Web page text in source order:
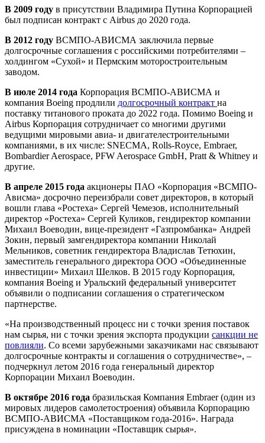
В 2009 году в присутствии Владимира Путина Корпорацией
был подписан контракт с Airbus до 2020 года.
В 2012 году ВСМПО-АВИСМА заключила первые
долгосрочные соглашения с российскими потребителями –
холдингом «Сухой» и Пермским моторостроительным
заводом.
В июле 2014 года Корпорация ВСМПО-АВИСМА и
компания Boeing продлили долгосрочный контракт на
поставку титанового проката до 2022 года. Помимо Boeing и
Airbus Корпорация сотрудничает со многими другими
ведущими мировыми авиа- и двигателестроительными
компаниями, в их числе: SNECMA, Rolls-Royce, Embraer,
Bombardier Aerospace, PFW Aerospace GmbH, Pratt & Whitney и
другие.
В апреле 2015 года акционеры ПАО «Корпорация «ВСМПО-
Ависма» досрочно переизбрали совет директоров, в который
вошли глава «Ростеха» Сергей Чемезов, исполнительный
директор «Ростеха» Сергей Куликов, гендиректор компании
Михаил Воеводин, вице-президент «Газпромбанка» Андрей
Зокин, первый замгендиректора компании Николай
Мельников, советник гендиректора Владислав Тетюхин,
заместитель генерального директора ООО «Объединенные
инвестиции» Михаил Шелков. В 2015 году Корпорация,
компания Boeing и Уральский федеральный университет
объявили о подписании соглашения о стратегическом
партнерстве.
«На производственный процесс ни с точки зрения поставок
нам сырья, ни с точки зрения экспорта продукции санкции не
повлияли. Со всеми зарубежными заказчиками нас связывают
долгосрочные контракты и соглашения о сотрудничестве», –
подчеркнул летом 2016 года генеральный директор
Корпорации Михаил Воеводин.
В октябре 2016 года бразильская Компания Embraer (один из
мировых лидеров самолетостроения) объявила Корпорацию
ВСМПО-АВИСМА «Поставщиком года-2016». Награда
присуждена в номинации «Поставщик сырья».